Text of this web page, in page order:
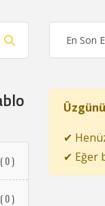
( 0 )
( 0 )
✔
✔ Eğer